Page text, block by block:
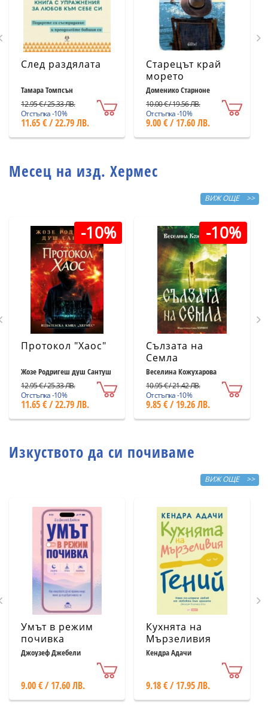
След раздялата
Тамара Томпсън
12.95 € / 25.33 ЛВ.
Отстъпка -10%
11.65 € / 22.79 ЛВ.
Старецът край
морето
Доменико Старноне
10.00 € / 19.56 ЛВ.
Отстъпка -10%
9.00 € / 17.60 ЛВ.
Месец на изд. Хермес
ВИЖ ОЩЕ >>
-10%
Протокол "Хаос"
Жозе Родригеш душ Сантуш
12.95 € / 25.33 ЛВ.
Отстъпка -10%
11.65 € / 22.79 ЛВ.
-10%
Сълзата на
Семла
Веселина Кожухарова
10.95 € / 21.42 ЛВ.
Отстъпка -10%
9.85 € / 19.26 ЛВ.
Изкуството да си почиваме
ВИЖ ОЩЕ >>
Умът в режим
почивка
Джоузеф Джебели
9.00 € / 17.60 ЛВ.
Кухнята на
Мързеливия
гений
Кендра Адачи
9.18 € / 17.95 ЛВ.